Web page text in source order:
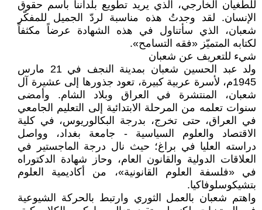
للطغيان الخارجي، الذي يريد تطويع بلداننا باسم حقوق
الإنسان. لقد وجدتُ هذه مناسبة لردّ الجميل للمفكّر
شعبان، الذي سأتناول في هذه الشهادة عرضاً مكثفاً
لكتابه المتميّز «فقه التسامح».
شيء للتعريف عن شعبان
ولد عبد الحسين شعبان بمدينة النجف في 21 مارس
1945م، لأسرة عربية كبيرة، تعود جذورها إلى عشيرة آل
شعبان، المنتشرة في العراق وبلاد الشام. وأمضى
سنوات تعلمه من المرحلة الابتدائية إلى التعليم الجامعي
في العراق، حتى تخرج، بدرجة البكالوريوس، في كلية
الاقتصاد والعلوم السياسية - جامعة بغداد، وواصل
دراسته العليا في براغ؛ حيث نال درجة الماجستير في
العلاقات الدولية والقانون العام، وحاز شهادة الدكتوراه
في «فلسفة العلوم القانونية»، من أكاديمية العلوم
بتشيكوسلوفاكيا.
واهتم شعبان بالعمل الثوري وارتبط بالحركة الشيوعية